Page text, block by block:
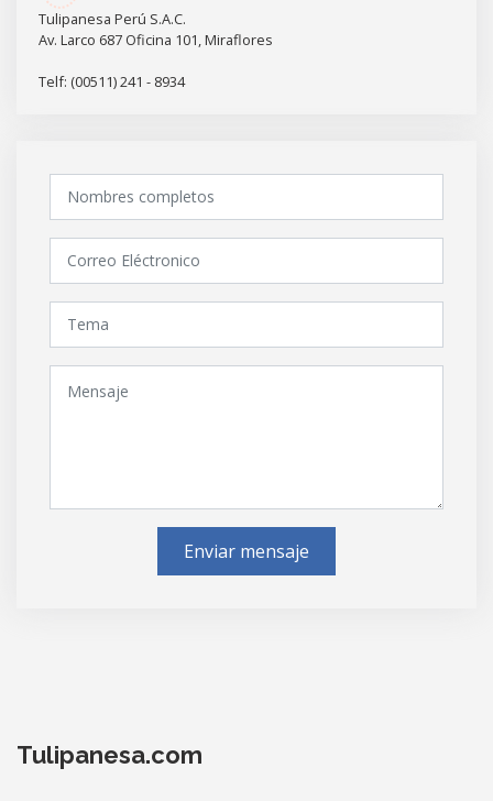
Tulipanesa Perú S.A.C.
Av. Larco 687 Oficina 101, Miraflores
Telf: (00511) 241 - 8934
Enviar mensaje
Tulipanesa.com